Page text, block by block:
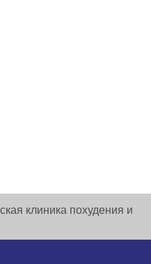
клиника похудения и